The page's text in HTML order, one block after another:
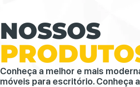
NOSSOS
Conheça a melhor e mais
móveis para escritório. Conheça